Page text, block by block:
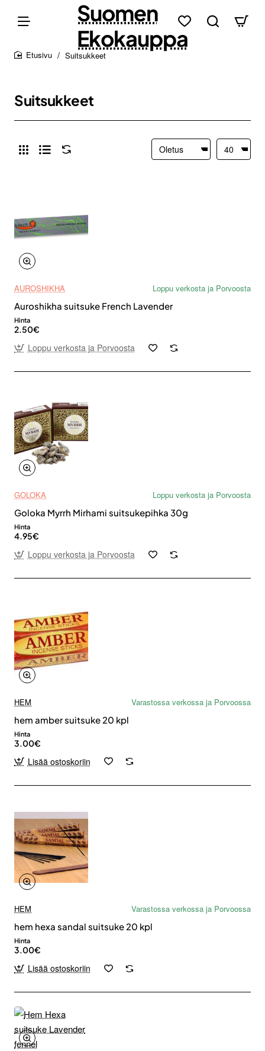
Suomen
Ekokauppa
Suitsukkeet
Suitsukkeet
AUROSHIKHA
Loppu verkosta ja Porvoosta
Auroshikha suitsuke French Lavender
Hinta
2.50€
Loppu verkosta ja Porvoosta
GOLOKA
Loppu verkosta ja Porvoosta
Goloka Myrrh Mirhami suitsukepihka 30g
Hinta
4.95€
Loppu verkosta ja Porvoosta
HEM
Varastossa verkossa ja Porvoossa
hem amber suitsuke 20 kpl
Hinta
3.00€
Lisää ostoskoriin
HEM
Varastossa verkossa ja Porvoossa
hem hexa sandal suitsuke 20 kpl
Hinta
3.00€
Lisää ostoskoriin